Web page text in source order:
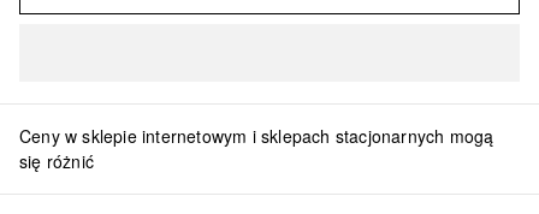
Ceny w sklepie internetowym i sklepach stacjonarnych mogą
się różnić